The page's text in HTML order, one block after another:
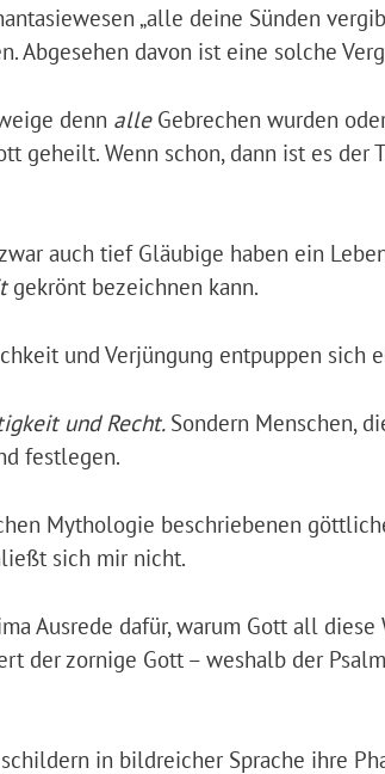
„alle deine Sünden
Abgesehen davon ist eine solche
denn alle Gebrechen wurden
geheilt. Wenn schon, dann ist es der
auch tief Gläubige haben ein
gekrönt bezeichnen kann.
und Verjüngung entpuppen sich
und Recht. Sondern Menschen,
festlegen.
Mythologie beschriebenen
sich mir nicht.
Ausrede dafür, warum Gott all
der zornige Gott – weshalb der
in bildreicher Sprache ihre